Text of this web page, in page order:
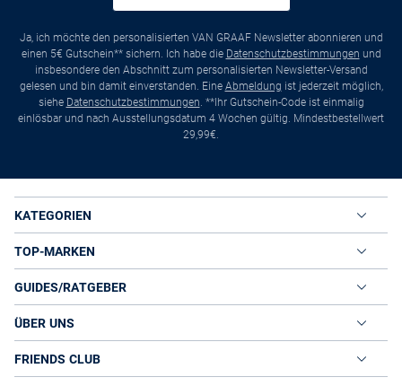
Ja, ich möchte den personalisierten VAN GRAAF Newsletter abonnieren und
einen 5€ Gutschein** sichern. Ich habe die Datenschutzbestimmungen und
insbesondere den Abschnitt zum personalisierten Newsletter-Versand
gelesen und bin damit einverstanden. Eine Abmeldung ist jederzeit möglich,
siehe Datenschutzbestimmungen. **Ihr Gutschein-Code ist einmalig
einlösbar und nach Ausstellungsdatum 4 Wochen gültig. Mindestbestellwert
29,99€.
KATEGORIEN
TOP-MARKEN
GUIDES/RATGEBER
ÜBER UNS
FRIENDS CLUB